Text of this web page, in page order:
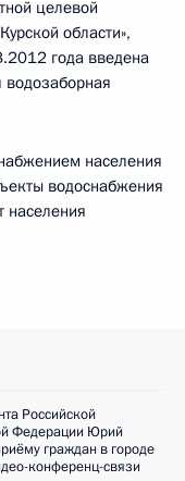
целевой
области»,
года введена
водозаборная
населения
водоснабжения
населения
Российской
Федерации Юрий
граждан в городе
конференц-связи